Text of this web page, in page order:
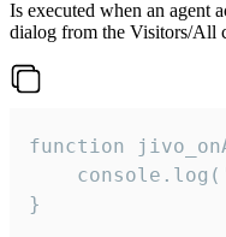
Is executed when an agent
dialog from the Visitors/All
function
}